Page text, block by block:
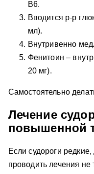
В6.
Вводится р-р
мл).
Внутривенно
Фенитоин –
20 мг).
Самостоятельно
Лечение
повышенной
Если судороги
проводить лечения не